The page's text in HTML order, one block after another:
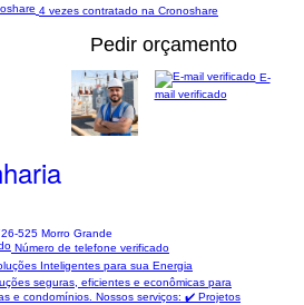
4 vezes contratado na Cronoshare
Pedir orçamento
525 Morro Grande
E-
mail verificado
Número de telefone verificado
Inteligentes para sua Energia
seguras, eficientes e econômicas para
e condomínios. Nossos serviços: ✔️ Projetos